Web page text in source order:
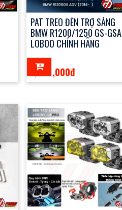
PAT TREO ĐÈN TRỢ SÁNG
BMW R1200/1250 GS-GSA
LOBOO CHÍNH HÃNG
1,550,000đ